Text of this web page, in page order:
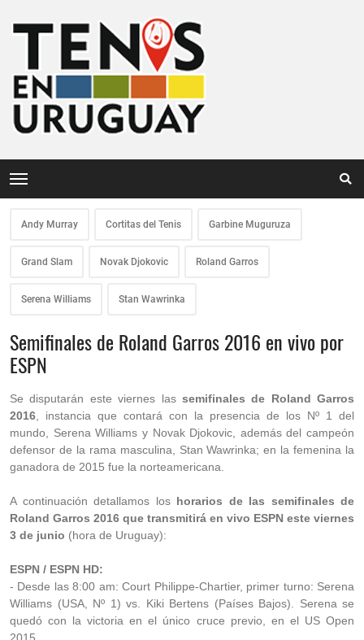
Andy Murray Cortitas del Tenis Garbine Muguruza
Grand Slam Novak Djokovic Roland Garros
Serena Williams Stan Wawrinka
Semifinales de Roland Garros 2016 en vivo por
ESPN
Se disputarán este viernes las semifinales de Roland Garros
2016 , instancia que contará con la presencia de los Nº 1 del
mundo, Serena Williams y Novak Djokovic, además del campeón
defensor de la rama masculina, Stan Wawrinka; en la femenina la
ganadora de 2015 fue la norteamericana.
A continuación detallamos los horarios de las semifinales de
Roland Garros 2016 que transmitirá en vivo ESPN este viernes
3 de junio (hora de Uruguay):
ESPN / ESPN HD:
- Desde las 8:00 am: Court Philippe-Chartier, primer turno: Serena
Williams (USA, Nº 1) vs. Kiki Bertens (Países Bajos). Serena se
quedó con la victoria en el único cruce previo, en el US Open